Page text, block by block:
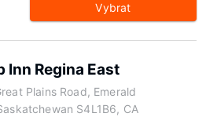
Vybrat
Inn Regina East
Plains Road, Emerald
S4L1B6, CA